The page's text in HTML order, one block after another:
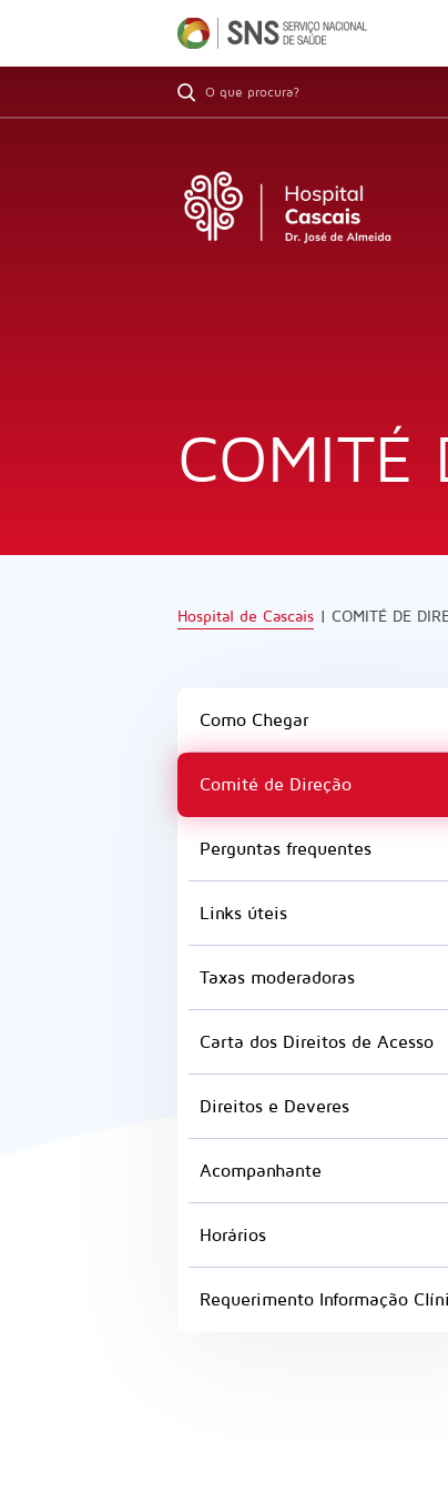
COMITÉ
Hospital de Cascais COMITÉ DE
Como Chegar
Comité de Direção
Perguntas frequentes
Links úteis
Taxas moderadoras
Carta dos Direitos de Acesso
Direitos e Deveres
Acompanhante
Horários
Requerimento Informação